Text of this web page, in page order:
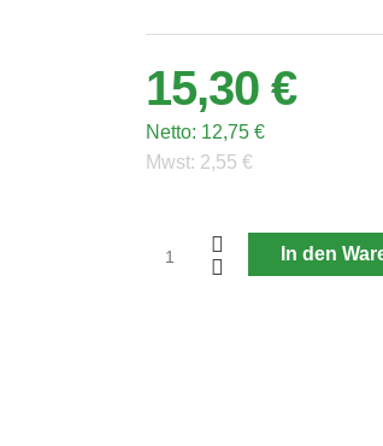
15,30 €
Netto: 12,75 €
Mwst: 2,55 €
In den